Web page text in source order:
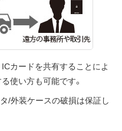
ICカードを共有することによ
使い方も可能です。
/外装ケースの破損は保証し